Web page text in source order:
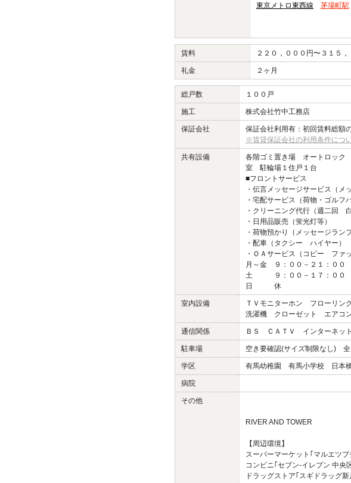
東京メトロ東西線
茅場町駅
賃料 ２２０，０００円〜３１５，
礼金 ２ヶ月
総戸数 １００戸
施工 株式会社竹中工務店
保証会社
保証会社利用有：初回賃料総額
※賃貸保証会社の利用条件につ
共有設備
各階ゴミ置き場 オートロッ
室 駐輪場１住戸１台
■フロントサービス
・伝言メッセージサービス（メ
・宅配サービス（荷物・ゴルフ
・クリーニング代行（週二回 白
・日用品販売（蛍光灯等）
・荷物預かり（メッセージランプ
・配車（タクシー ハイヤー）
・ＯＡサービス（コピー ファッ
月～金 ９：００－２１：００
土 ９：００－１７：００
日 休
室内設備
ＴＶモニターホン フローリ
洗濯機 クローゼット エアコ
通信関係 ＢＳ ＣＡＴＶ インターネッ
駐車場 空き要確認(サイズ制限なし)
学区 有馬幼稚園 有馬小学校 日本
病院
その他
RIVER AND TOWER
【周辺環境】
スーパーマーケット｢マルエツ
コンビニ｢セブン-イレブン 中央
ドラッグストア｢スギドラッグ